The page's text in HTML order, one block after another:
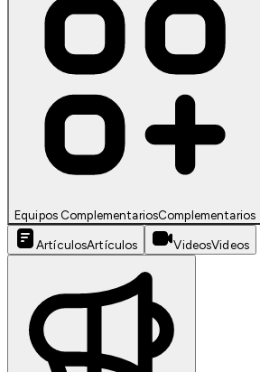
Equipos ComplementariosComplementarios
ArtículosArtículos VideosVideos